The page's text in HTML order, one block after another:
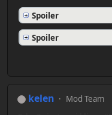
Spoiler
Spoiler
kelen Mod Team